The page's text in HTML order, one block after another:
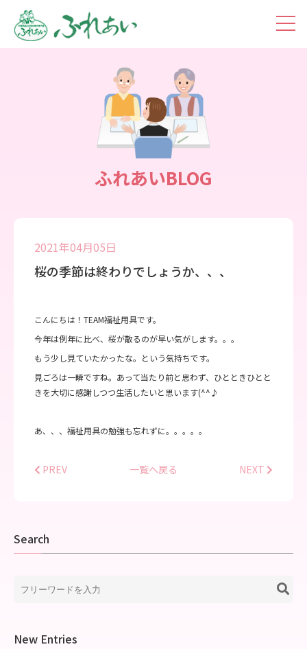
ふれあいBLOG
2021年04月05日
桜の季節は終わりでしょうか、、、
こんにちは！TEAM福祉用具です。
今年は例年に比べ、桜が散るのが早い気がします。。。
もう少し見ていたかったな。という気持ちです。
見ごろは一瞬ですね。あって当たり前と思わず、ひとときひとと
きを大切に感謝しつつ生活したいと思います(^^♪
あ、、、福祉用具の勉強も忘れずに。。。。。
PREV 一覧へ戻る NEXT
Search
New Entries